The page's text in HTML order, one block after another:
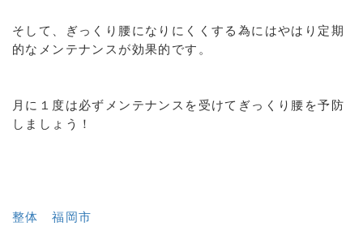
そして、ぎっくり腰になりにくくする為にはやはり定期
的なメンテナンスが効果的です。
月に１度は必ずメンテナンスを受けてぎっくり腰を予防
しましょう！
整体 福岡市